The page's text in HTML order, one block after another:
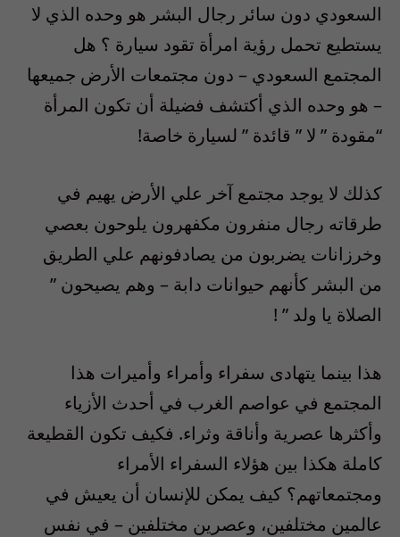
السعودي دون سائر رجال البشر هو وحده الذي لا
يستطيع تحمل رؤية امرأة تقود سيارة ؟ هل
المجتمع السعودي – دون مجتمعات الأرض جميعها
– هو وحده الذي أكتشف فضيلة أن تكون المرأة
“مقودة ” لا ” قائدة ” لسيارة خاصة!
كذلك لا يوجد مجتمع آخر علي الأرض يهيم في
طرقاته رجال منفرون مكفهرون يلوحون بعصي
وخرزانات يضربون من يصادفونهم علي الطريق
من البشر كأنهم حيوانات دابة – وهم يصيحون ”
الصلاة يا ولد ” !
هذا بينما يتهادى سفراء وأمراء وأميرات هذا
المجتمع في عواصم الغرب في أحدث الأزياء
وأكثرها عصرية وأناقة وثراء. فكيف تكون القطيعة
كاملة هكذا بين هؤلاء السفراء الأمراء
ومجتمعاتهم؟ كيف يمكن للإنسان أن يعيش في
عالمين مختلفين، وعصرين مختلفين – في نفس